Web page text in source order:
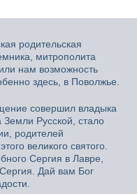
родительская
митрополита
нам возможность
здесь, в Поволжье.
совершил владыка
Русской, стало
родителей
великого святого.
Сергия в Лавре,
Дай вам Бог